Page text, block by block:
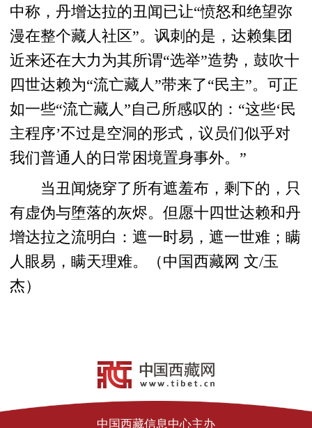
中称，丹增达拉的丑闻已让“愤怒和绝望弥
漫在整个藏人社区”。讽刺的是，达赖集团
近来还在大力为其所谓“选举”造势，鼓吹十
四世达赖为“流亡藏人”带来了“民主”。可正
如一些“流亡藏人”自己所感叹的：“这些‘民
主程序’不过是空洞的形式，议员们似乎对
我们普通人的日常困境置身事外。”
当丑闻烧穿了所有遮羞布，剩下的，只
有虚伪与堕落的灰烬。但愿十四世达赖和丹
增达拉之流明白：遮一时易，遮一世难；瞒
人眼易，瞒天理难。（中国西藏网 文/玉
杰）
中国西藏信息中心主办